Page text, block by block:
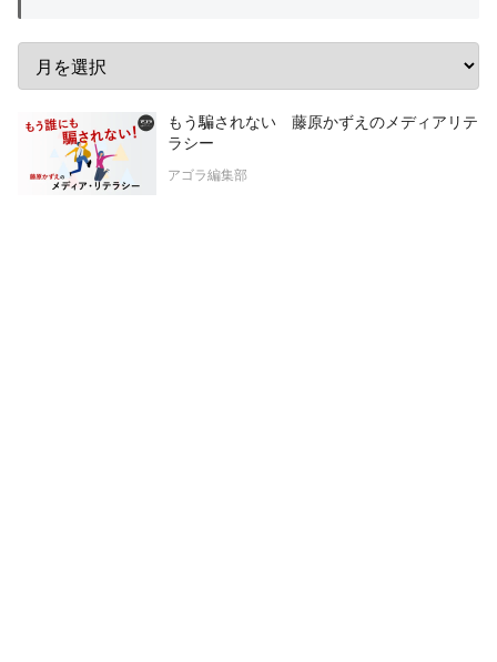
もう騙されない 藤原かずえのメディアリテ
ラシー
アゴラ編集部